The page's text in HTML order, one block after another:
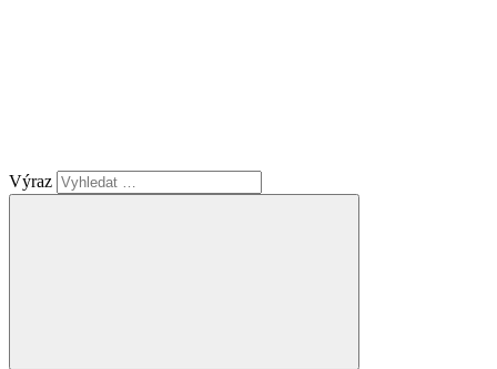
Výraz